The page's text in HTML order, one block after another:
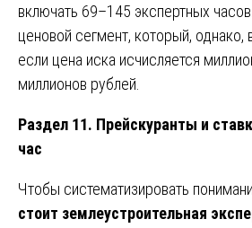
включать 69–145 экспертных
ценовой сегмент, который, однако,
если цена иска исчисляется
миллионов рублей.
Раздел 11. Прейскуранты и
час
Чтобы систематизировать
стоит землеустроительная